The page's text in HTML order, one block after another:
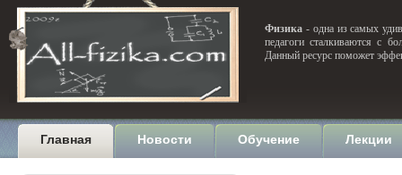
Физика - одна из самых
педагоги сталкиваются с
Данный ресурс поможет
Главная Новости Обучение Лекции